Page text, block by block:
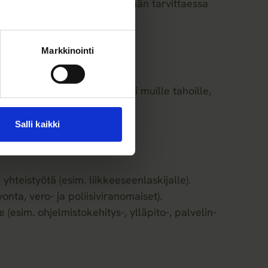
Markkinointi
Salli kaikki
ja päätöksenteko tehdään tarvittaessa
luovuttaa henkilötietojasi muille tahoille,
että asiaan kuuluvia
(esim. liikkeeseenlaskijalle).
vero- ja poliisiviranomaiset).
ohjelmistokehitys-, ylläpito-, palvelin-